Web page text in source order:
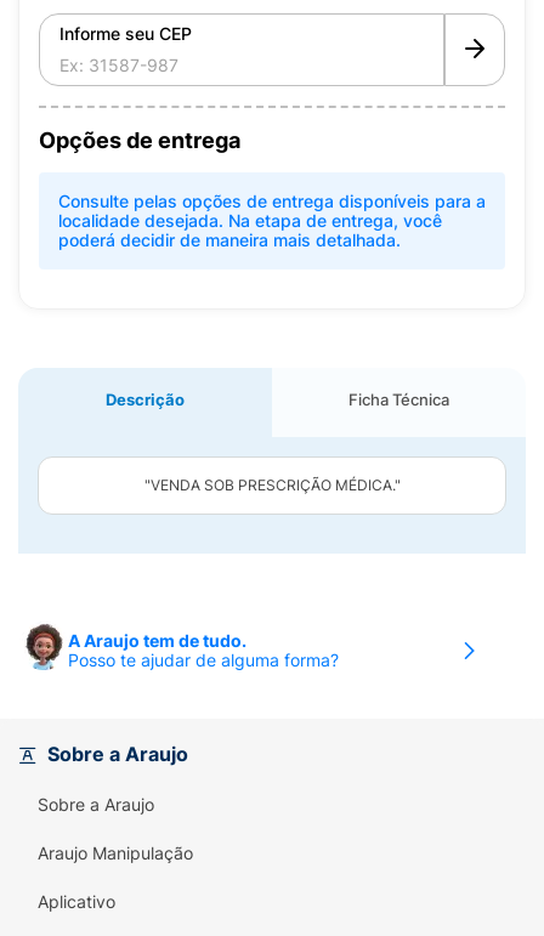
Informe seu CEP
Opções de entrega
Consulte pelas opções de entrega disponíveis para a
localidade desejada. Na etapa de entrega, você
poderá decidir de maneira mais detalhada.
Descrição Ficha Técnica
"VENDA SOB PRESCRIÇÃO MÉDICA."
A Araujo tem de tudo.
Posso te ajudar de alguma forma?
Sobre a Araujo
Sobre a Araujo
Araujo Manipulação
Aplicativo